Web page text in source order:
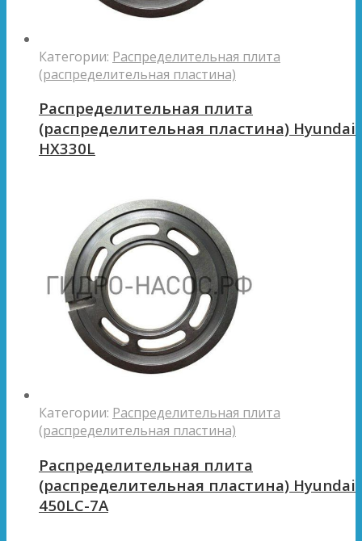
Категории: Распределительная плита
(распределительная пластина)
Распределительная плита
(распределительная пластина) Hyundai
HX330L
Категории: Распределительная плита
(распределительная пластина)
Распределительная плита
(распределительная пластина) Hyundai
450LC-7A